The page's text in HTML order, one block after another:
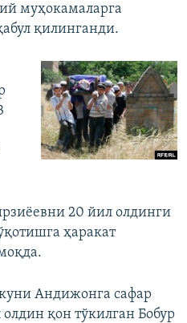
муҳокамаларга
қилинганди.
20 йил олдинги
ҳаракат
Андижонга сафар
қон тўкилган Бобур